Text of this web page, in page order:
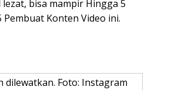
bisa mampir Hingga 5
Konten Video ini.
dilewatkan. Foto: Instagram